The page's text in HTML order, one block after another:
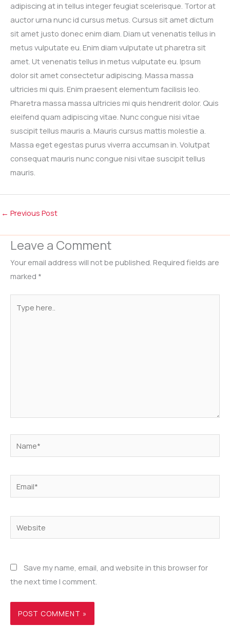
adipiscing at in tellus integer feugiat scelerisque. Tortor at
auctor urna nunc id cursus metus. Cursus sit amet dictum
sit amet justo donec enim diam. Diam ut venenatis tellus in
metus vulputate eu. Enim diam vulputate ut pharetra sit
amet. Ut venenatis tellus in metus vulputate eu. Ipsum
dolor sit amet consectetur adipiscing. Massa massa
ultricies mi quis. Enim praesent elementum facilisis leo.
Pharetra massa massa ultricies mi quis hendrerit dolor. Quis
eleifend quam adipiscing vitae. Nunc congue nisi vitae
suscipit tellus mauris a. Mauris cursus mattis molestie a.
Massa eget egestas purus viverra accumsan in. Volutpat
consequat mauris nunc congue nisi vitae suscipit tellus
mauris.
← Previous Post
Leave a Comment
Your email address will not be published. Required fields are
marked *
here..
Save my name, email, and website in this browser for
the next time I comment.